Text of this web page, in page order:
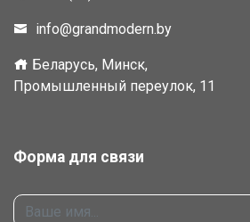
info@grandmodern.by
Беларусь, Минск,
Промышленный переулок, 11
Форма для связи